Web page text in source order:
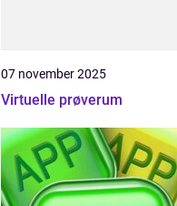
07 november 2025
Virtuelle prøverum